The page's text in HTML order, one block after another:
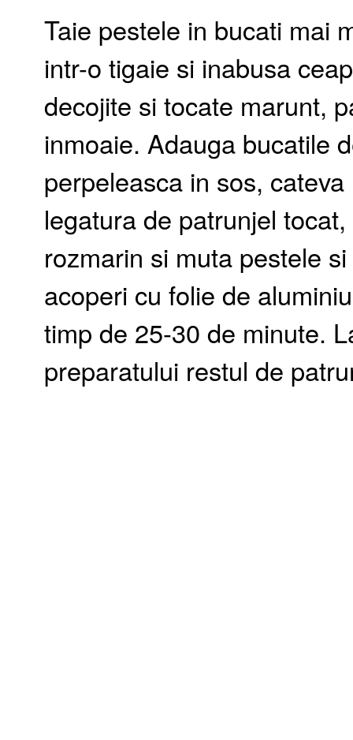
Taie pestele in bucati mai
intr-o tigaie si inabusa
decojite si tocate marunt,
inmoaie. Adauga bucatile
perpeleasca in sos,
legatura de patrunjel
rozmarin si muta pestele
acoperi cu folie de
timp de 25-30 de minute.
preparatului restul de